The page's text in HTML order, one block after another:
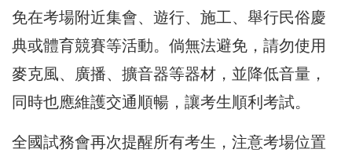
免在考場附近集會、遊行、施工、舉行民俗慶
典或體育競賽等活動。倘無法避免，請勿使用
麥克風、廣播、擴音器等器材，並降低音量，
同時也應維護交通順暢，讓考生順利考試。
全國試務會再次提醒所有考生，注意考場位置